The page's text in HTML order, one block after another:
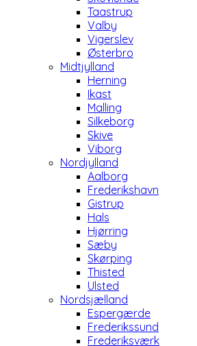
Taastrup
Valby
Vigerslev
Østerbro
Midtjylland
Herning
Ikast
Malling
Silkeborg
Skive
Viborg
Nordjylland
Aalborg
Frederikshavn
Gistrup
Hals
Hjørring
Sæby
Skørping
Thisted
Ulsted
Nordsjælland
Espergærde
Frederikssund
Frederiksværk